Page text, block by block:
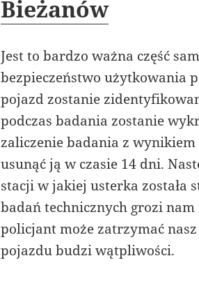
Bieżanów
Jest to bardzo ważna część
bezpieczeństwo użytkowania
pojazd zostanie
podczas badania zostanie
zaliczenie badania z
usunąć ją w czasie 14 dni.
stacji w jakiej usterka została
badań technicznych grozi nam
policjant może zatrzymać
pojazdu budzi wątpliwości.